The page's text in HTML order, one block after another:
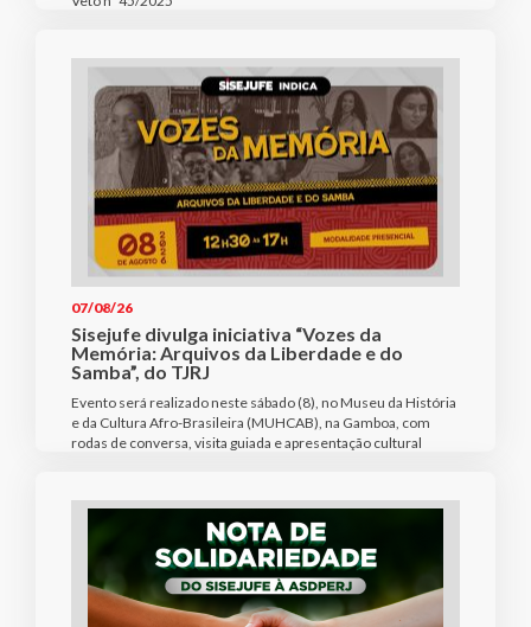
07/08/26
Sisejufe divulga iniciativa “Vozes da
Memória: Arquivos da Liberdade e do
Samba”, do TJRJ
Evento será realizado neste sábado (8), no Museu da História
e da Cultura Afro-Brasileira (MUHCAB), na Gamboa, com
rodas de conversa, visita guiada e apresentação cultural